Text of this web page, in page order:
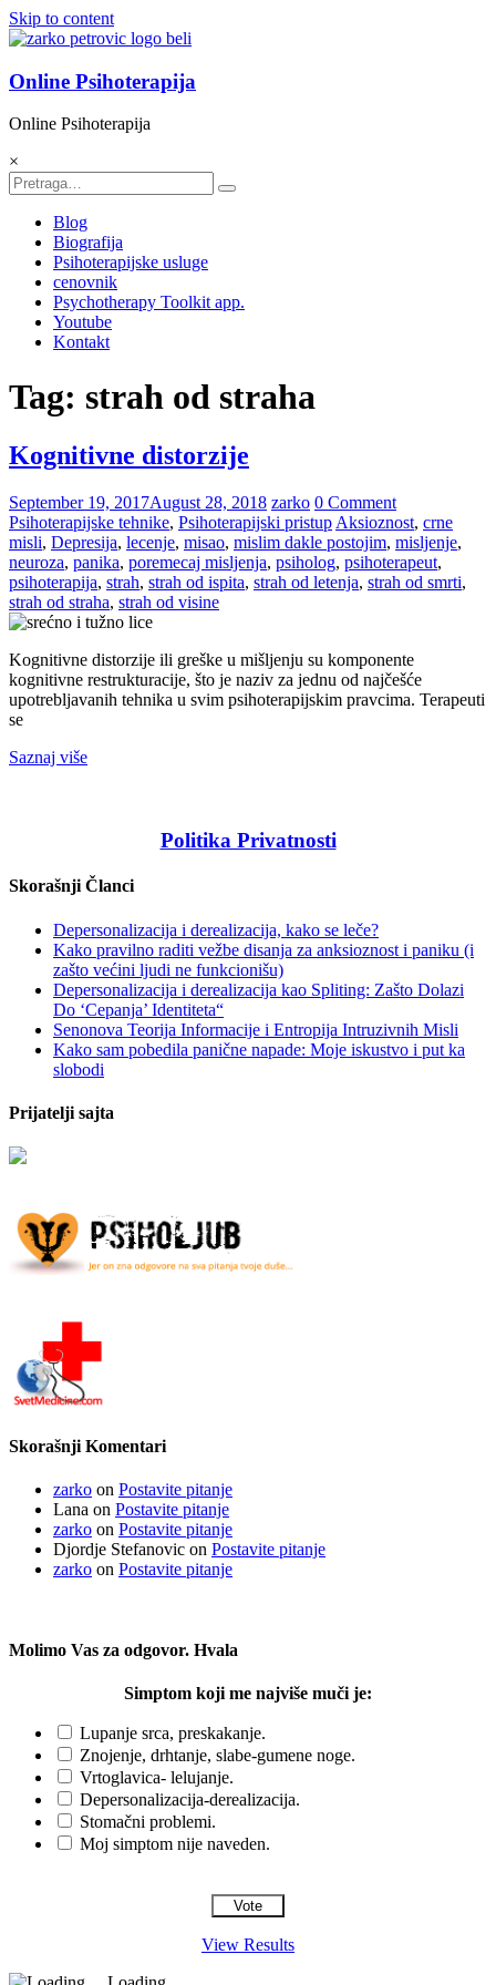
Skip to content
Online Psihoterapija
Online Psihoterapija
×
Blog
Biografija
Psihoterapijske usluge
cenovnik
Psychotherapy Toolkit app.
Youtube
Kontakt
Tag: strah od straha
Kognitivne distorzije
September 19, 2017August 28, 2018 zarko 0 Comment
Psihoterapijske tehnike, Psihoterapijski pristup Aksioznost, crne
misli, Depresija, lecenje, misao, mislim dakle postojim, misljenje,
neuroza, panika, poremecaj misljenja, psiholog, psihoterapeut,
psihoterapija, strah, strah od ispita, strah od letenja, strah od smrti,
strah od straha, strah od visine
Kognitivne distorzije ili greške u mišljenju su komponente
kognitivne restrukturacije, što je naziv za jednu od najčešće
upotrebljavanih tehnika u svim psihoterapijskim pravcima. Terapeuti
se
Saznaj više
Politika Privatnosti
Skorašnji Članci
Depersonalizacija i derealizacija, kako se leče?
Kako pravilno raditi vežbe disanja za anksioznost i paniku (i
zašto većini ljudi ne funkcionišu)
Depersonalizacija i derealizacija kao Spliting: Zašto Dolazi
Do ‘Cepanja’ Identiteta“
Senonova Teorija Informacije i Entropija Intruzivnih Misli
Kako sam pobedila panične napade: Moje iskustvo i put ka
slobodi
Prijatelji sajta
Skorašnji Komentari
zarko on Postavite pitanje
Lana on Postavite pitanje
zarko on Postavite pitanje
Djordje Stefanovic on Postavite pitanje
zarko on Postavite pitanje
Molimo Vas za odgovor. Hvala
Simptom koji me najviše muči je:
Lupanje srca, preskakanje.
Znojenje, drhtanje, slabe-gumene noge.
Vrtoglavica- lelujanje.
Depersonalizacija-derealizacija.
Stomačni problemi.
Moj simptom nije naveden.
View Results